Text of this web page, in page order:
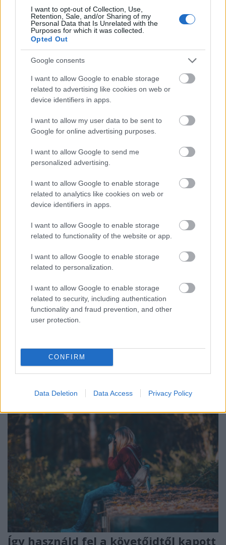
I want to opt-out of Collection, Use,
Retention, Sale, and/or Sharing of my
Personal Data that Is Unrelated with the
Purposes for which it was collected.
Opted Out
Google consents
I want to allow Google to enable storage
related to advertising like cookies on web or
device identifiers in apps.
I want to allow my user data to be sent to
Google for online advertising purposes.
I want to allow Google to send me
personalized advertising.
I want to allow Google to enable storage
related to analytics like cookies on web or
device identifiers in apps.
I want to allow Google to enable storage
related to functionality of the website or app.
I want to allow Google to enable storage
related to personalization.
I want to allow Google to enable storage
related to security, including authentication
functionality and fraud prevention, and other
user protection.
CONFIRM
Data Deletion Data Access Privacy Policy
hogy a munka nagy részét – különösen mostanában
– azt teszi ki, hogy megtanulunk alkalmazkodni az új
és kiszámíthatatlan eseményekhez, a változásokhoz.
A digitális világban percek alatt megváltozhat
bármi, így nem árt rugalmasnak lenni. Bár még
A legújabb KREATÍV Insta trendek!
Sáringer Viktória• 2020. szeptember 24.
Te is mindig új módszereken, technikákon töröd a
fejed, hogy kicsit megfűszerezd közösségi média
kommunikációdat? Szeretnéd, ha posztjaid
kitűnnének a tömegből, érdekesek és ötletesek
kiéld…
Így használd fel a követőidtől kapott